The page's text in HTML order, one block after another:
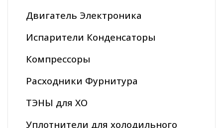
Двигатель Электроника
Испарители Конденсаторы
Компрессоры
Расходники Фурнитура
ТЭНЫ для ХО
Уплотнители для холодильного